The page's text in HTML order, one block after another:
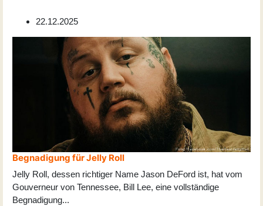
22.12.2025
Begnadigung für Jelly Roll
Jelly Roll, dessen richtiger Name Jason DeFord ist, hat vom
Gouverneur von Tennessee, Bill Lee, eine vollständige
Begnadigung...